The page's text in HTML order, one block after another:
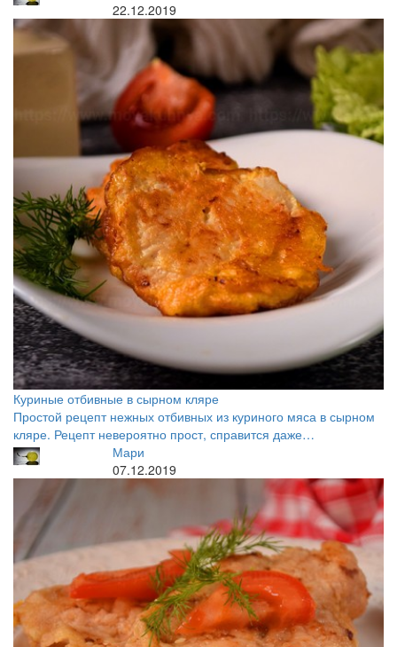
22.12.2019
Куриные отбивные в сырном кляре
Простой рецепт нежных отбивных из куриного мяса в сырном
кляре. Рецепт невероятно прост, справится даже…
Мари
07.12.2019